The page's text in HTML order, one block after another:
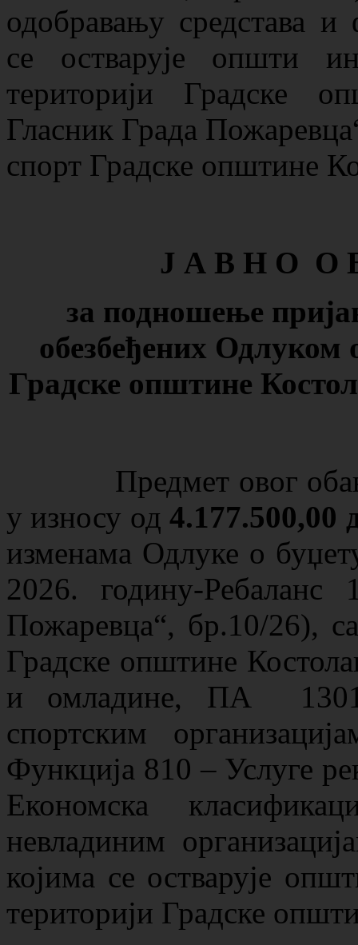
одобравању средстава
се остварује општи
територији Градске
Гласник Града
спорт Градске општине
Ј А В Н О О
за подношење
обезбеђених Одлуком
Градске општине
Предмет овог
у износу од 4.177.500,00
изменама Одлуке о
2026. годину-
Пожаревца“, бр.10/26),
Градске општине
и омладине, ПА
спортским
Функција 810 – Услуге
Економска
невладиним
којима се остварује
територији Градске